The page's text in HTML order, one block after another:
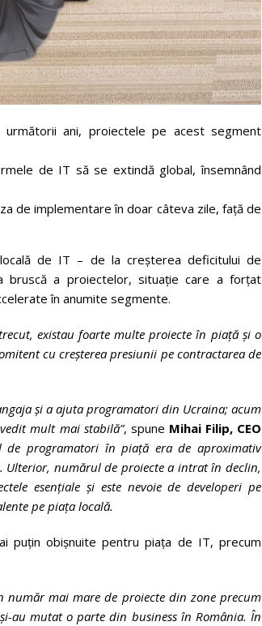
ani, proiectele pe acest segment
de IT să se extindă global, însemnând
de implementare în doar câteva zile, față de
de IT – de la creșterea deficitului de
bruscă a proiectelor, situație care a forțat
în anumite segmente.
existau foarte multe proiecte în piață și o
cu creșterea presiunii pe contractarea de
și a ajuta programatori din Ucraina; acum
mult mai stabilă”, spune Mihai Filip, CEO
programatori în piață era de aproximativ
Ulterior, numărul de proiecte a intrat în declin,
esențiale și este nevoie de developeri pe
pe piața locală.
puțin obișnuite pentru piața de IT, precum
număr mai mare de proiecte din zone precum
au mutat o parte din business în România. În